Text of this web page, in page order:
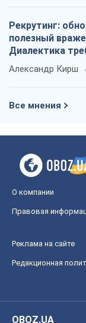
Рекрутинг:
полезный
Диалектика
Александр Кирш
Все мнения
О компании
Правовая
Реклама на сайте
Редакционная
OBOZ.UA